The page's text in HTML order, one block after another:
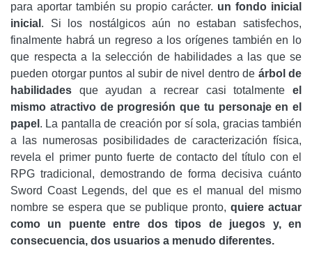
para aportar también su propio carácter. un fondo inicial
inicial . Si los nostálgicos aún no estaban satisfechos,
finalmente habrá un regreso a los orígenes también en lo
que respecta a la selección de habilidades a las que se
pueden otorgar puntos al subir de nivel dentro de árbol de
habilidades que ayudan a recrear casi totalmente el
mismo atractivo de progresión que tu personaje en el
papel . La pantalla de creación por sí sola, gracias también
a las numerosas posibilidades de caracterización física,
revela el primer punto fuerte de contacto del título con el
RPG tradicional, demostrando de forma decisiva cuánto
Sword Coast Legends, del que es el manual del mismo
nombre se espera que se publique pronto, quiere actuar
como un puente entre dos tipos de juegos y, en
consecuencia, dos usuarios a menudo diferentes.